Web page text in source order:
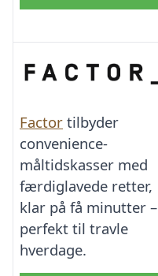
Factor tilbyder
convenience-
måltidskasser med
færdiglavede retter,
klar på få minutter –
perfekt til travle
hverdage.